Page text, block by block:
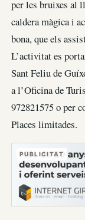
per les bruixes al
caldera màgica i
bona, que els
L’activitat es
Sant Feliu de
a l’Oficina de
972821575 o per
Places limitades.
PUBLICITAT